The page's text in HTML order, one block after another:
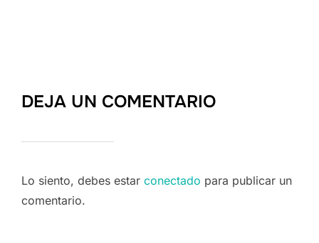
DEJA UN COMENTARIO
Lo siento, debes estar conectado para publicar un
comentario.